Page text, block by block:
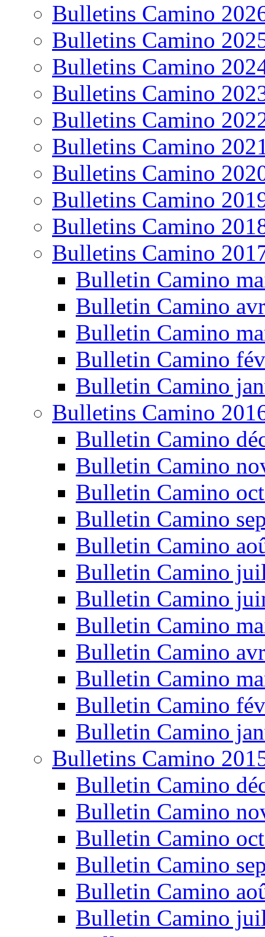
Bulletins Camino
Bulletins Camino
Bulletins Camino
Bulletins Camino
Bulletins Camino
Bulletins Camino
Bulletins Camino
Bulletins Camino
Bulletins Camino
Bulletins Camino
Bulletin Camino
Bulletin Camino
Bulletin Camino
Bulletin Camino
Bulletin Camino
Bulletins Camino
Bulletin Camino
Bulletin Camino
Bulletin Camino
Bulletin Camino
Bulletin Camino
Bulletin Camino
Bulletin Camino
Bulletin Camino
Bulletin Camino
Bulletin Camino
Bulletin Camino
Bulletin Camino
Bulletins Camino
Bulletin Camino
Bulletin Camino
Bulletin Camino
Bulletin Camino
Bulletin Camino
Bulletin Camino